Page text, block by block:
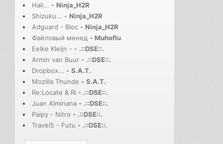
Hail... - Ninja_H2R
Shizuku... - Ninja_H2R
Adguard - Bloc - Ninja_H2R
Файловый менед - Muhoflu
Eelke Kleijn - - .::DSE::.
Armin van Buur - .::DSE::.
Dropbox... - S.A.T.
Mozilla Thunde - S.A.T.
Re:Locate & Ri - .::DSE::.
Juan Alminana - .::DSE::.
Paipy - Nitro - .::DSE::.
Travel5 - Futu - .::DSE::.